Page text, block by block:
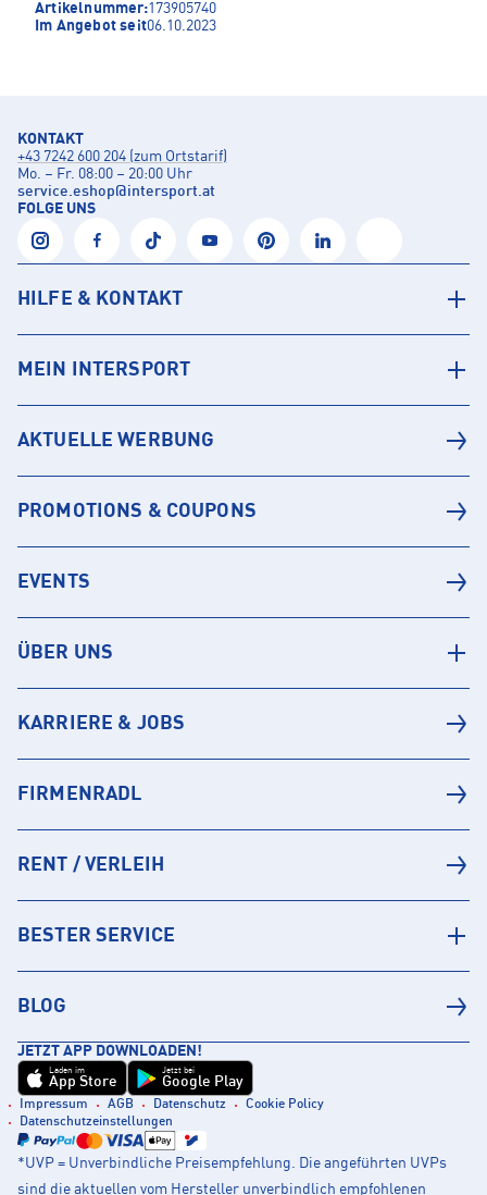
Artikelnummer:173905740
Im Angebot seit06.10.2023
KONTAKT
+43 7242 600 204 (zum Ortstarif)
Mo. – Fr. 08:00 – 20:00 Uhr
service.eshop@intersport.at
FOLGE UNS
HILFE & KONTAKT
MEIN INTERSPORT
AKTUELLE WERBUNG
PROMOTIONS & COUPONS
EVENTS
ÜBER UNS
KARRIERE & JOBS
FIRMENRADL
RENT / VERLEIH
BESTER SERVICE
BLOG
JETZT APP DOWNLOADEN!
Laden im
App Store
Jetzt bei
Google Play
Impressum AGB Datenschutz
Cookie Policy
Datenschutzeinstellungen
*UVP = Unverbindliche Preisempfehlung. Die angeführten UVPs
sind die aktuellen vom Hersteller unverbindlich empfohlenen